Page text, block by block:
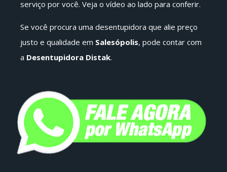
serviço por você. Veja o vídeo ao lado para conferir.
Se você procura uma desentupidora que alie preço
justo e qualidade em Salesópolis, pode contar com
a Desentupidora Distak.